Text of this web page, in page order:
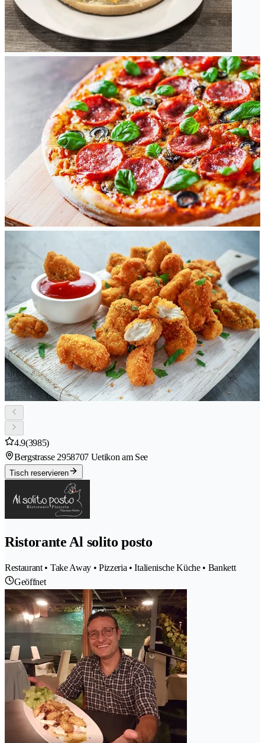
4.9(3985)
Bergstrasse 2958707 Uetikon am See
Tisch reservieren
Ristorante Al solito posto
Restaurant • Take Away • Pizzeria • Italienische Küche • Bankett
Geöffnet